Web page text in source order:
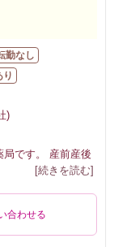
勤なし
り
)
です。 産前産後
[続きを読む]
合わせる